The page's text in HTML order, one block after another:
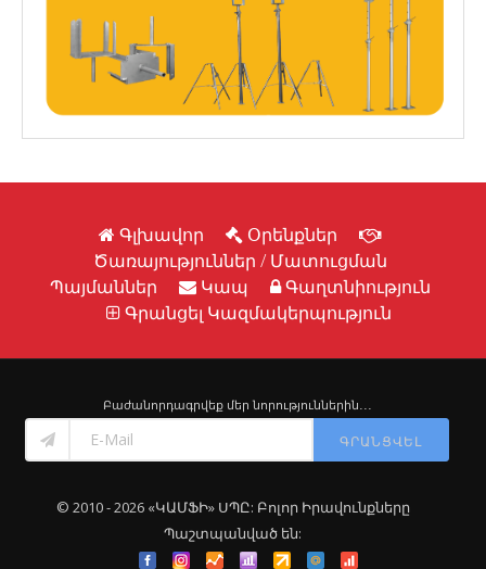
Գլխավոր
Օրենքներ
Ծառայություններ / Մատուցման
Պայմաններ
Կապ
Գաղտնիություն
Գրանցել Կազմակերպություն
Բաժանորդագրվեք մեր նորություններին․․․
ԳՐԱՆՑՎԵԼ
© 2010 - 2026 «ԿԱՄՖԻ» ՍՊԸ: Բոլոր Իրավունքները
Պաշտպանված են: